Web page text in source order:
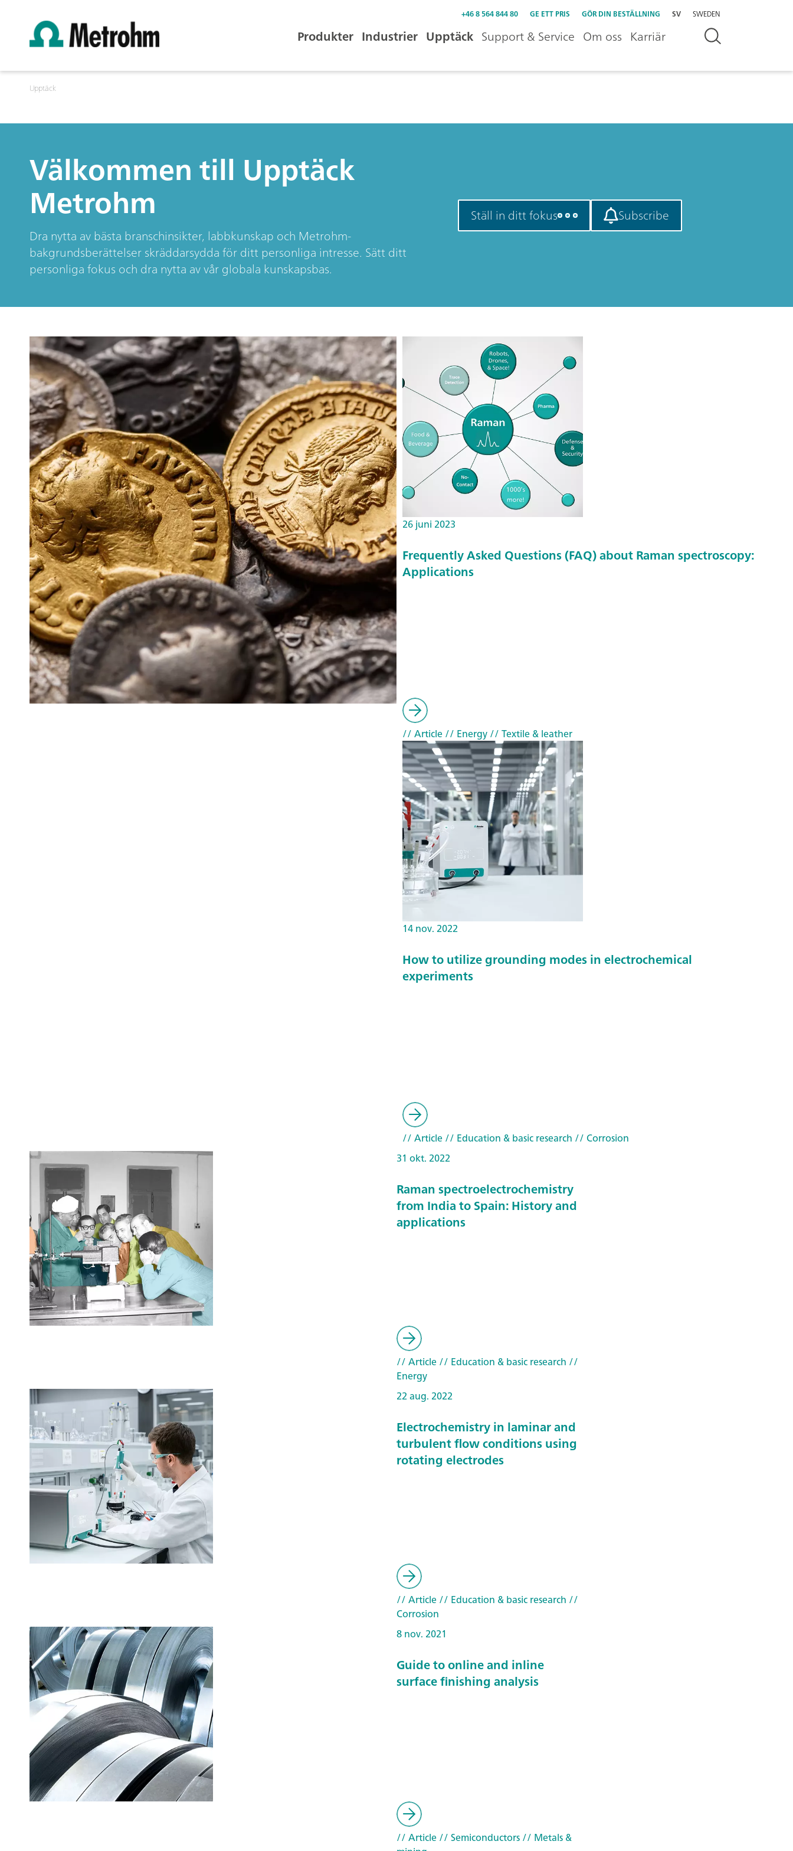
+46 8 564 844 80 GE ETT PRIS GÖR DIN BESTÄLLNING SV SWEDEN
Produkter Industrier Upptäck Support & Service Om oss Karriär
Upptäck
Välkommen till Upptäck
Metrohm
Dra nytta av bästa branschinsikter, labbkunskap och Metrohm-
bakgrundsberättelser skräddarsydda för ditt personliga intresse. Sätt ditt
personliga fokus och dra nytta av vår globala kunskapsbas.
Ställ in ditt fokus Subscribe
26 juni 2023
Frequently Asked Questions (FAQ) about Raman spectroscopy:
Applications
// Article// Energy// Textile & leather
14 nov. 2022
How to utilize grounding modes in electrochemical
experiments
// Article// Education & basic research // Corrosion
31 okt. 2022
Raman spectroelectrochemistry
from India to Spain: History and
applications
// Article// Education & basic research //
Energy
22 aug. 2022
Electrochemistry in laminar and
turbulent flow conditions using
rotating electrodes
// Article// Education & basic research //
Corrosion
8 nov. 2021
Guide to online and inline
surface finishing analysis
// Article// Semiconductors// Metals &